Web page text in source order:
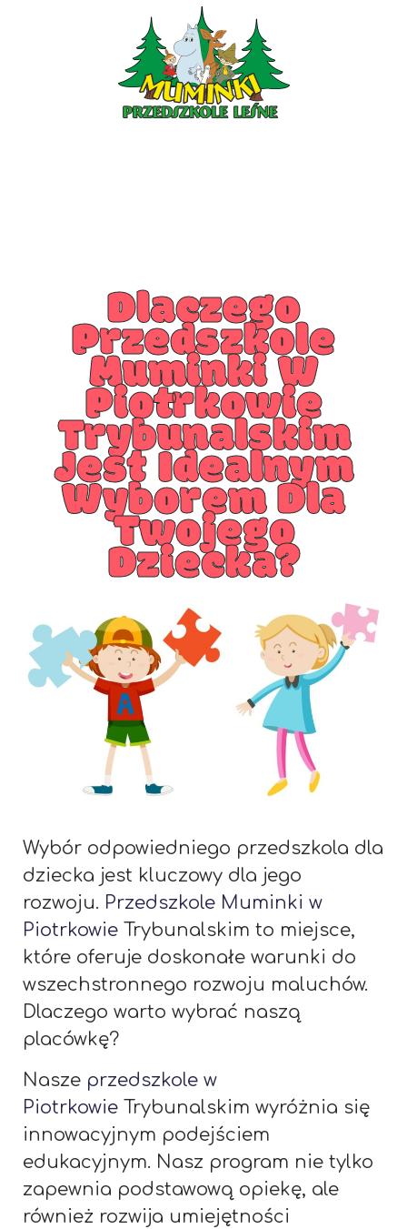
PRZEDSZKOLE PIOTRKÓW
PRZEDSZKOLE KLESZCZÓW
Dlaczego
Przedszkole
Muminki W
Piotrkowie
Trybunalskim
Jest Idealnym
Wyborem Dla
Twojego
Dziecka?
Wybór odpowiedniego przedszkola dla
dziecka jest kluczowy dla jego
rozwoju. Przedszkole Muminki w
Piotrkowie Trybunalskim to miejsce,
które oferuje doskonałe warunki do
wszechstronnego rozwoju maluchów.
Dlaczego warto wybrać naszą
placówkę?
Nasze przedszkole w
Piotrkowie Trybunalskim wyróżnia się
innowacyjnym podejściem
edukacyjnym. Nasz program nie tylko
zapewnia podstawową opiekę, ale
również rozwija umiejętności